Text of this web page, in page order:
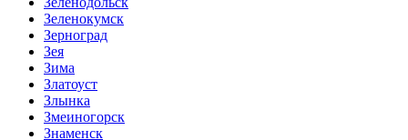
Зеленокумск
Зерноград
Зея
Зима
Златоуст
Злынка
Змеиногорск
Знаменск